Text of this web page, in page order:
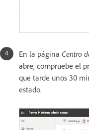
En la página Centro
abre, compruebe el
que tarde unos 30
estado.